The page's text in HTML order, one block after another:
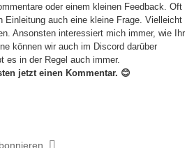
oder einem kleinen Feedback. Oft
Einleitung auch eine kleine Frage. Vielleicht
Ansonsten interessiert mich immer, wie Ihr
können wir auch im Discord darüber
es in der Regel auch immer.
jetzt einen Kommentar. 😊